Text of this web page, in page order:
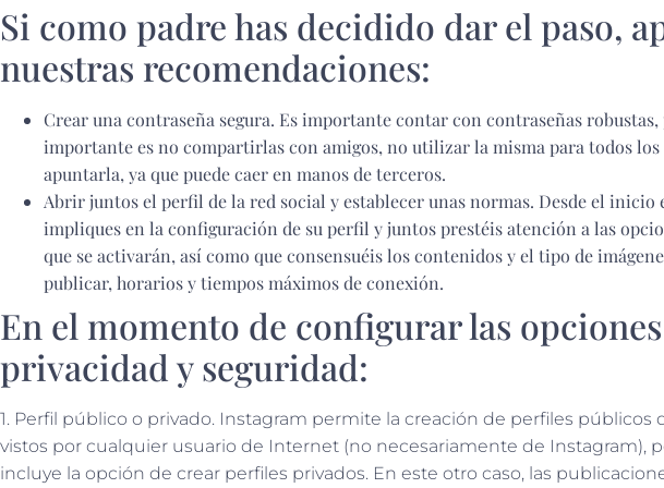
Si como padre has decidido dar el paso,
nuestras recomendaciones:
Crear una contraseña segura. Es importante contar con contraseñas robustas,
importante es no compartirlas con amigos, no utilizar la misma para todos los
apuntarla, ya que puede caer en manos de terceros.
Abrir juntos el perfil de la red social y establecer unas normas. Desde el inicio
impliques en la configuración de su perfil y juntos prestéis atención a las
que se activarán, así como que consensuéis los contenidos y el tipo de
publicar, horarios y tiempos máximos de conexión.
En el momento de configurar las
privacidad y seguridad:
1. Perfil público o privado. Instagram permite la creación de perfiles públicos
vistos por cualquier usuario de Internet (no necesariamente de Instagram),
incluye la opción de crear perfiles privados. En este otro caso, las